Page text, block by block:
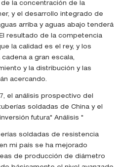
la concentración de la
y el desarrollo integrado de
arriba y aguas abajo tenderá
resultado de la competencia
la calidad es el rey, y los
a gran escala,
y la distribución y las
acercando.
el análisis prospectivo del
soldadas de China y el
futura" Análisis "
soldadas de resistencia
mi país se ha mejorado
de producción de diámetro